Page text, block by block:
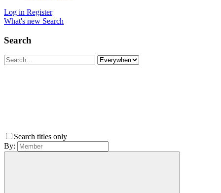
Log in Register
What's new Search
Search
Search titles only
By: